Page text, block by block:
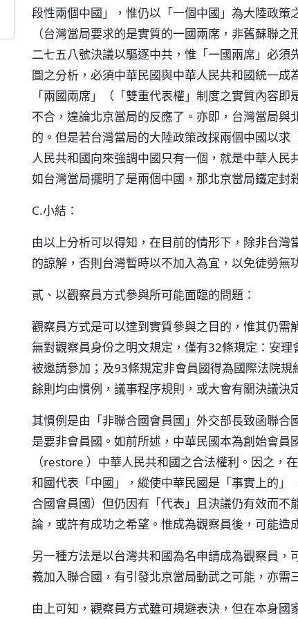
段性兩個中國」，惟仍以「一個中國」為大陸政策
（台灣當局要求的是實質的一國兩席，非舊蘇聯
二七五八號決議以驅逐中共，惟「一國兩席」必
圖之分析，必須中華民國與中華人民共和國統一
「兩國兩席」（「雙重代表權」制度之實質內容
不合，遑論北京當局的反應了。亦即，台灣當局
的。但是若台灣當局的大陸政策改採兩個中國以
人民共和國向來強調中國只有一個，就是中華人民
如台灣當局擺明了是兩個中國，那北京當局鐵定封
C.小結：
由以上分析可以得知，在目前的情形下，除非台
的諒解，否則台灣暫時以不加入為宜，以免徒勞無
貳、以觀察員方式參與所可能面臨的問題：
觀察員方式是可以達到實質參與之目的，惟其仍
無對觀察員身份之明文規定，僅有32條規定：安
被邀請參加；及93條規定非會員國得為國際法院
餘則均由慣例，議事程序規則，或大會有關決議決
其慣例是由「非聯合國會員國」外交部長致函聯
是要非會員國。如前所述，中華民國本為創始會員
（restore ）中華人民共和國之合法權利。因之，
和國代表「中國」，縱使中華民國是「事實上的
合國會員國）但仍因有「代表」且決議仍有效而
論，或許有成功之希望。惟成為觀察員後，可能造
另一種方法是以台灣共和國為名申請成為觀察員
義加入聯合國，有引發北京當局動武之可能，亦需
由上可知，觀察員方式雖可規避表決，但在本身國